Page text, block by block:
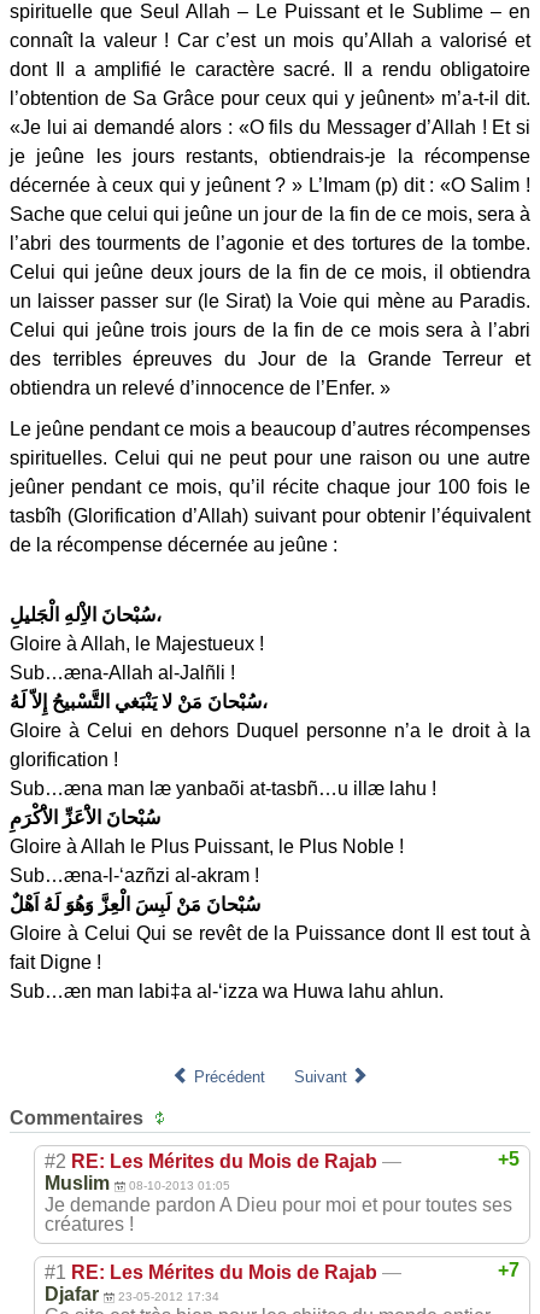
spirituelle que Seul Allah – Le Puissant et le Sublime – en
connaît la valeur ! Car c’est un mois qu’Allah a valorisé et
dont Il a amplifié le caractère sacré. Il a rendu obligatoire
l’obtention de Sa Grâce pour ceux qui y jeûnent» m’a-t-il dit.
«Je lui ai demandé alors : «O fils du Messager d’Allah ! Et si
je jeûne les jours restants, obtiendrais-je la récompense
décernée à ceux qui y jeûnent ? » L’Imam (p) dit : «O Salim !
Sache que celui qui jeûne un jour de la fin de ce mois, sera à
l’abri des tourments de l’agonie et des tortures de la tombe.
Celui qui jeûne deux jours de la fin de ce mois, il obtiendra
un laisser passer sur (le Sirat) la Voie qui mène au Paradis.
Celui qui jeûne trois jours de la fin de ce mois sera à l’abri
des terribles épreuves du Jour de la Grande Terreur et
obtiendra un relevé d’innocence de l’Enfer. »
Le jeûne pendant ce mois a beaucoup d’autres récompenses
spirituelles. Celui qui ne peut pour une raison ou une autre
jeûner pendant ce mois, qu’il récite chaque jour 100 fois le
tasbîh (Glorification d’Allah) suivant pour obtenir l’équivalent
de la récompense décernée au jeûne :
سُبْحانَ الاِْلهِ الْجَليلِ،
Gloire à Allah, le Majestueux !
Sub…æna-Allah al-Jalñli !
سُبْحانَ مَنْ لا يَنْبَغي التَّسْبيحُ إِلاّ لَهُ،
Gloire à Celui en dehors Duquel personne n’a le droit à la
glorification !
Sub…æna man læ yanbaõi at-tasbñ…u illæ lahu !
سُبْحانَ الاَْعَزِّ الاَْكْرَمِ
Gloire à Allah le Plus Puissant, le Plus Noble !
Sub…æna-l-‘azñzi al-akram !
سُبْحانَ مَنْ لَبِسَ الْعِزَّ وَهُوَ لَهُ اَهْلٌ
Gloire à Celui Qui se revêt de la Puissance dont Il est tout à
fait Digne !
Sub…æn man labi‡a al-‘izza wa Huwa lahu ahlun.
Précédent Suivant
Commentaires
+5
#2 RE: Les Mérites du Mois de Rajab —
Muslim
08-10-2013 01:05
Je demande pardon A Dieu pour moi et pour toutes ses
créatures !
+7
#1 RE: Les Mérites du Mois de Rajab —
Djafar
23-05-2012 17:34